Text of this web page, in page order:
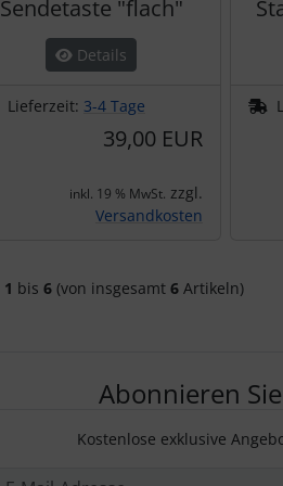
Sendetaste "flach"
Details
Lieferzeit: 3-4 Tage
39,00 EUR
inkl. 19 % MwSt. zzgl.
Versandkosten
1 bis 6 (von insgesamt 6 Artikeln)
Abonnieren
Kostenlose exklusive